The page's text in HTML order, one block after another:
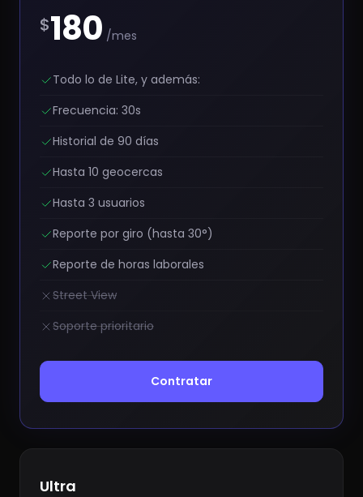
$180 /mes
Todo lo de Lite, y además:
Frecuencia: 30s
Historial de 90 días
Hasta 10 geocercas
Hasta 3 usuarios
Reporte por giro (hasta 30°)
Reporte de horas laborales
Street View
Soporte prioritario
Contratar
Ultra